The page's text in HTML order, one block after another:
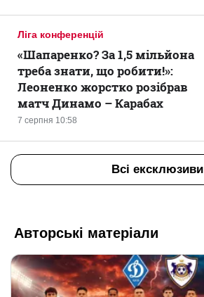
Ліга конференцій
7 серпня 10:58
«Шапаренко? За 1,5 мільйона
треба знати, що робити!»:
Леоненко жорстко розібрав
матч Динамо – Карабах
Всі ексклюзиви
Авторські матеріали